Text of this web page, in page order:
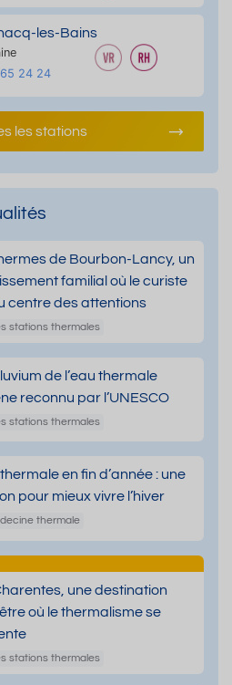
les-Bains
24 24
les stations
de Bourbon-Lancy, un
familial où le curiste
centre des attentions
stations thermales
de l’eau thermale
reconnu par l’UNESCO
stations thermales
en fin d’année : une
pour mieux vivre l’hiver
thermale
une destination
où le thermalisme se
stations thermales